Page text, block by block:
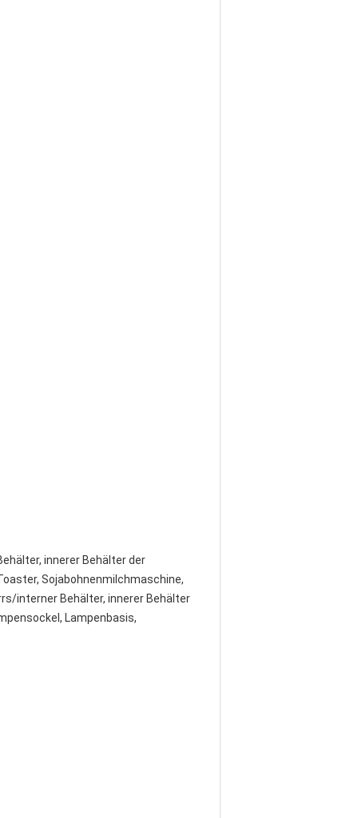
innerer Behälter der
Sojabohnenmilchmaschine,
interner Behälter, innerer Behälter
Lampenbasis,